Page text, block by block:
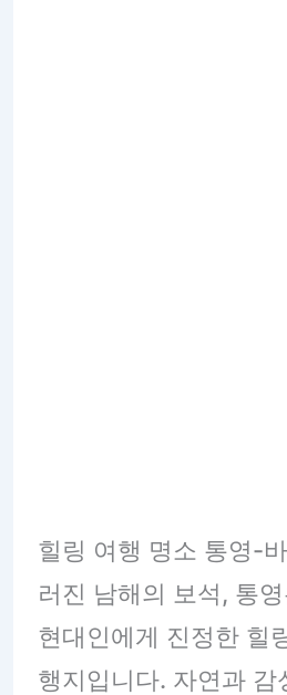
힐링 여행 명소 통영-
러진 남해의 보석, 통
현대인에게 진정한 힐
행지입니다. 자연과 감